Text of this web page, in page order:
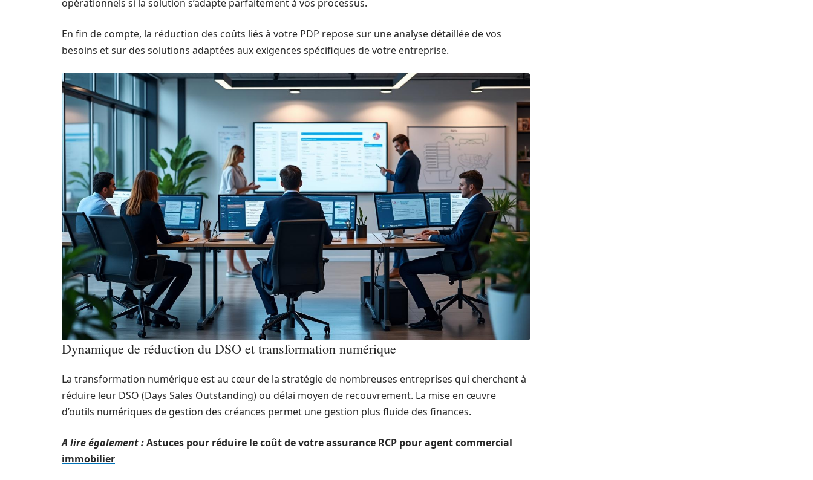
opérationnels si la solution s’adapte parfaitement à vos processus.
En fin de compte, la réduction des coûts liés à votre PDP repose sur une analyse détaillée de vos
besoins et sur des solutions adaptées aux exigences spécifiques de votre entreprise.
Dynamique de réduction du DSO et transformation numérique
La transformation numérique est au cœur de la stratégie de nombreuses entreprises qui cherchent à
réduire leur DSO (Days Sales Outstanding) ou délai moyen de recouvrement. La mise en œuvre
d’outils numériques de gestion des créances permet une gestion plus fluide des finances.
A lire également :Astuces pour réduire le coût de votre assurance RCP pour agent commercial
immobilier